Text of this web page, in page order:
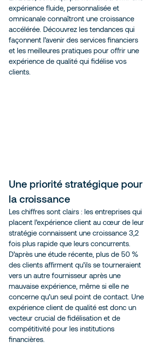
expérience fluide, personnalisée et
omnicanale connaîtront une croissance
accélérée. Découvrez les tendances qui
façonnent l’avenir des services financiers
et les meilleures pratiques pour offrir une
expérience de qualité qui fidélise vos
clients.
Une priorité stratégique pour
la croissance
Les chiffres sont clairs : les entreprises qui
placent l’expérience client au cœur de leur
stratégie connaissent une croissance 3,2
fois plus rapide que leurs concurrents.
D’après une étude récente, plus de 50 %
des clients affirment qu’ils se tourneraient
vers un autre fournisseur après une
mauvaise expérience, même si elle ne
concerne qu’un seul point de contact. Une
expérience client de qualité est donc un
vecteur crucial de fidélisation et de
compétitivité pour les institutions
financières.